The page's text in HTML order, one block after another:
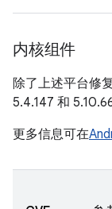
内核组件
除了上述平台修
5.4.147 和
更多信息可在